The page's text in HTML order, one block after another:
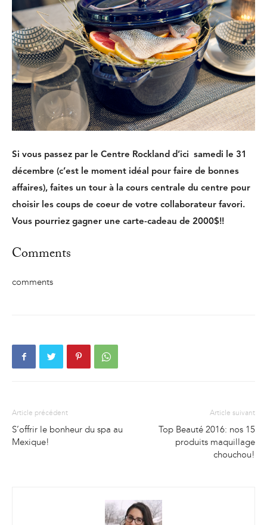
Si vous passez par le Centre Rockland d’ici samedi le 31
décembre (c’est le moment idéal pour faire de bonnes
affaires), faites un tour à la cours centrale du centre pour
choisir les coups de coeur de votre collaborateur favori.
Vous pourriez gagner une carte-cadeau de 2000$!!
Comments
comments
Article précédent
S’offrir le bonheur du spa au
Mexique!
Article suivant
Top Beauté 2016: nos 15
produits maquillage
chouchou!